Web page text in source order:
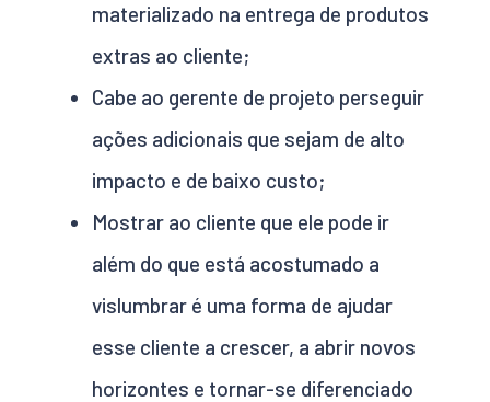
materializado na entrega de produtos
extras ao cliente;
Cabe ao gerente de projeto perseguir
ações adicionais que sejam de alto
impacto e de baixo custo;
Mostrar ao cliente que ele pode ir
além do que está acostumado a
vislumbrar é uma forma de ajudar
esse cliente a crescer, a abrir novos
horizontes e tornar-se diferenciado